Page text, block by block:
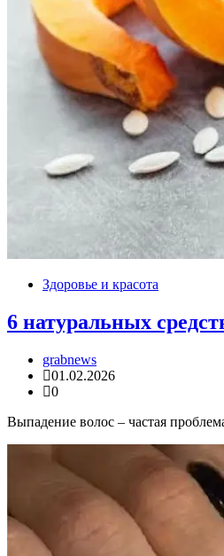
Здоровье и красота
6 натуральных
grabnews
01.02.2026
0
Выпадение волос – частая